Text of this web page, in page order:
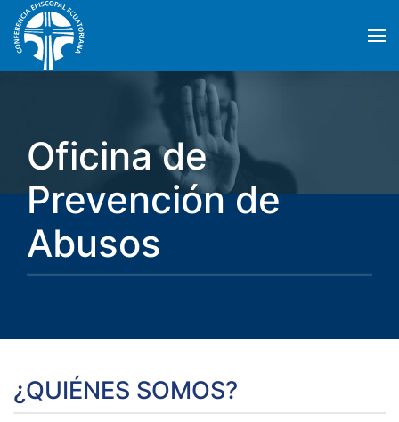
Skip to main content
Oficina de
Prevención de
Abusos
¿QUIÉNES SOMOS?